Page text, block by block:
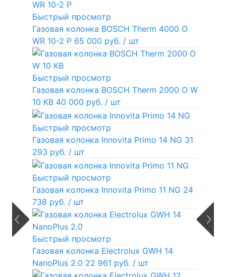
Быстрый просмотр
Газовая колонка BOSCH Therm 4000 O
WR 10-2 P 65 000 руб. / шт
Быстрый просмотр
Газовая колонка BOSCH Therm 2000 O W
10 KB 40 000 руб. / шт
Быстрый просмотр
Газовая колонка Innovita Primo 14 NG 31
293 руб. / шт
Быстрый просмотр
Газовая колонка Innovita Primo 11 NG 24
738 руб. / шт
Быстрый просмотр
Газовая колонка Electrolux GWH 14
NanoPlus 2.0 22 961 руб. / шт